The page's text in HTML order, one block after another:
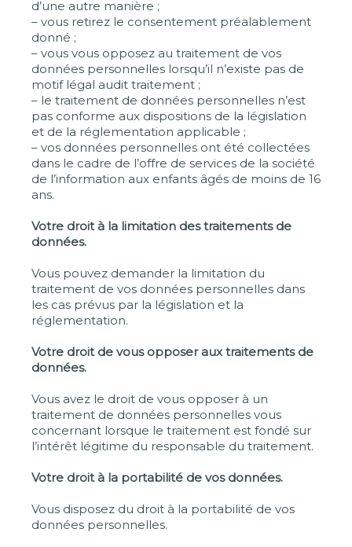
d’une autre manière ;
– vous retirez le consentement préalablement
donné ;
– vous vous opposez au traitement de vos
données personnelles lorsqu’il n’existe pas de
motif légal audit traitement ;
– le traitement de données personnelles n’est
pas conforme aux dispositions de la législation
et de la réglementation applicable ;
– vos données personnelles ont été collectées
dans le cadre de l’offre de services de la société
de l’information aux enfants âgés de moins de 16
ans.
Votre droit à la limitation des traitements de
données.
Vous pouvez demander la limitation du
traitement de vos données personnelles dans
les cas prévus par la législation et la
réglementation.
Votre droit de vous opposer aux traitements de
données.
Vous avez le droit de vous opposer à un
traitement de données personnelles vous
concernant lorsque le traitement est fondé sur
l’intérêt légitime du responsable du traitement.
Votre droit à la portabilité de vos données.
Vous disposez du droit à la portabilité de vos
données personnelles.